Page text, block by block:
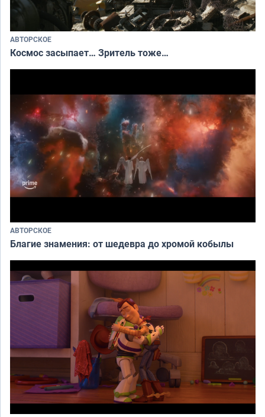
АВТОРСКОЕ
Космос засыпает… Зритель тоже…
АВТОРСКОЕ
Благие знамения: от шедевра до хромой кобылы